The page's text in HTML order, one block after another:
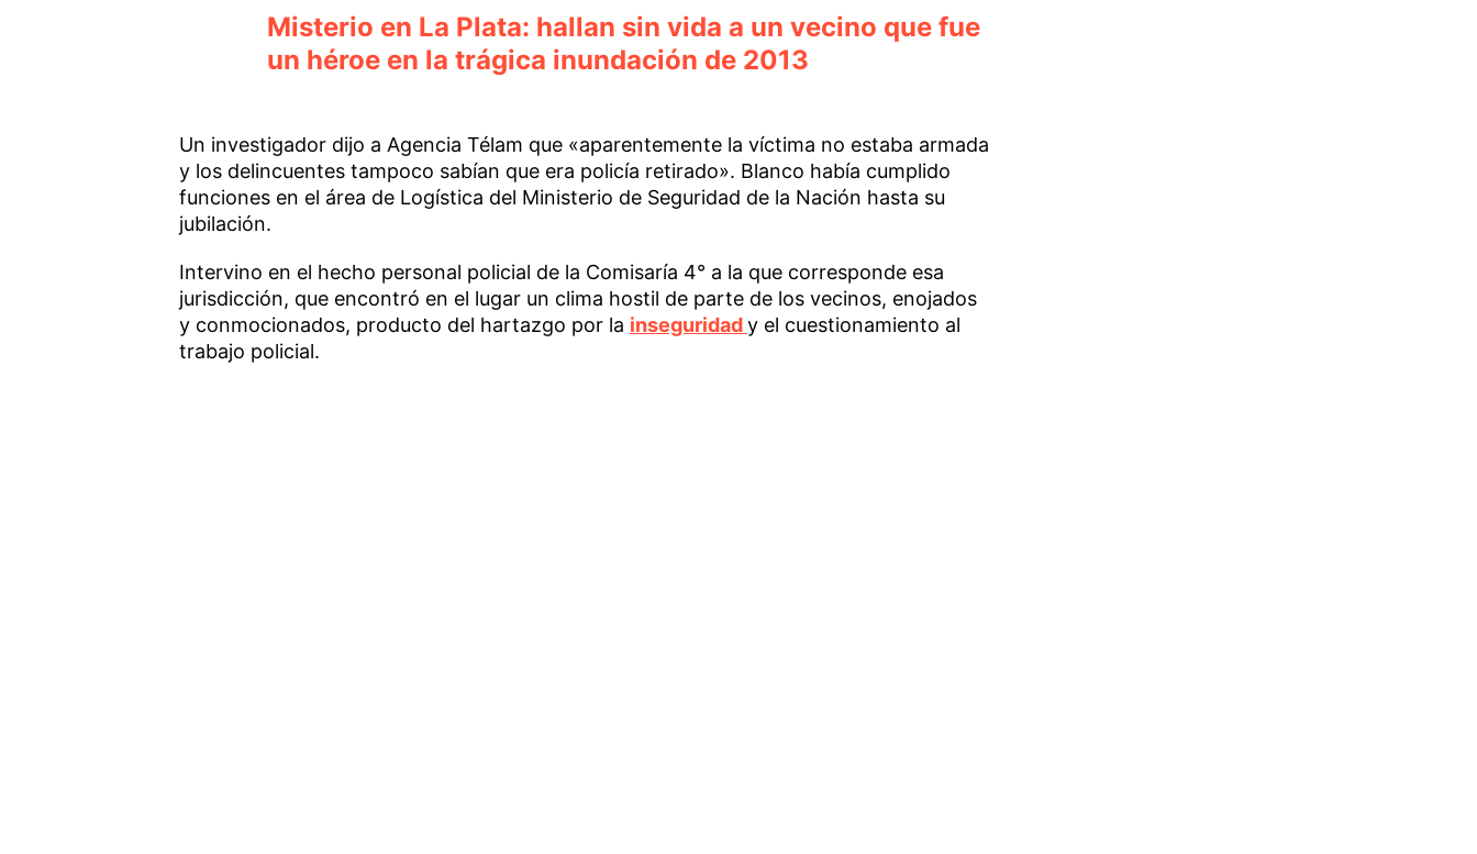
Misterio en La Plata: hallan sin vida a un vecino que fue
un héroe en la trágica inundación de 2013
Un investigador dijo a Agencia Télam que «aparentemente la víctima no estaba armada
y los delincuentes tampoco sabían que era policía retirado». Blanco había cumplido
funciones en el área de Logística del Ministerio de Seguridad de la Nación hasta su
jubilación.
Intervino en el hecho personal policial de la Comisaría 4° a la que corresponde esa
jurisdicción, que encontró en el lugar un clima hostil de parte de los vecinos, enojados
y conmocionados, producto del hartazgo por la inseguridady el cuestionamiento al
trabajo policial.